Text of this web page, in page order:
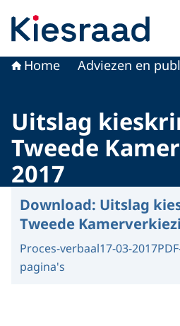
Home Adviezen en
Uitslag
Tweede
2017
Download: Uitslag
Tweede
Proces-verbaal17-03-2017
pagina's